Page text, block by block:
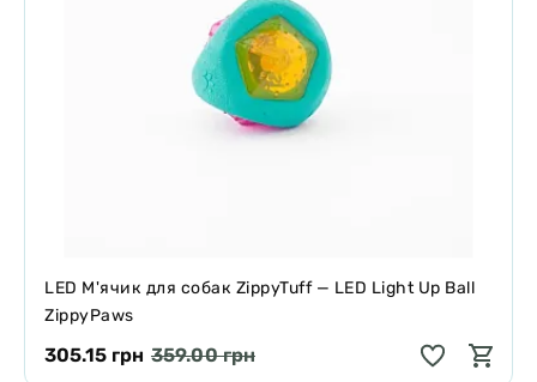
LED М'ячик для собак ZippyTuff — LED Light Up Ball
ZippyPaws
305.15 грн 359.00 грн